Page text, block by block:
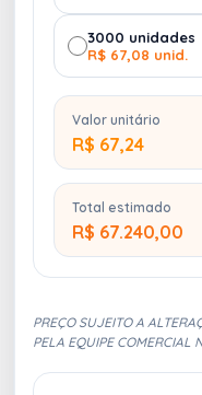
3000 unidades
R$ 67,08 unid.
Valor unitário
R$ 67,24
Total estimado
R$ 67.240,00
PREÇO SUJEITO A
PELA EQUIPE COMERCIAL